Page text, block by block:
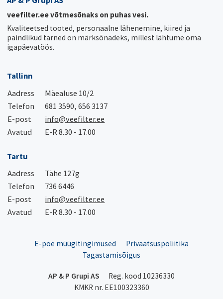
veefilter.ee võtmesõnaks on puhas vesi.
Kvaliteetsed tooted, personaalne lähenemine, kiired ja
paindlikud tarned on märksõnadeks, millest lähtume oma
igapäevatöös.
Tallinn
Aadress
Mäealuse 10/2
Telefon
681 3590, 656 3137
E-post
info@veefilter.ee
Avatud
E-R 8.30 - 17.00
Tartu
Aadress
Tähe 127g
Telefon
736 6446
E-post
info@veefilter.ee
Avatud
E-R 8.30 - 17.00
E-poe müügitingimused
Privaatsuspoliitika
Tagastamisõigus
AP & P Grupi AS
Reg. kood 10236330
KMKR nr. EE100323360